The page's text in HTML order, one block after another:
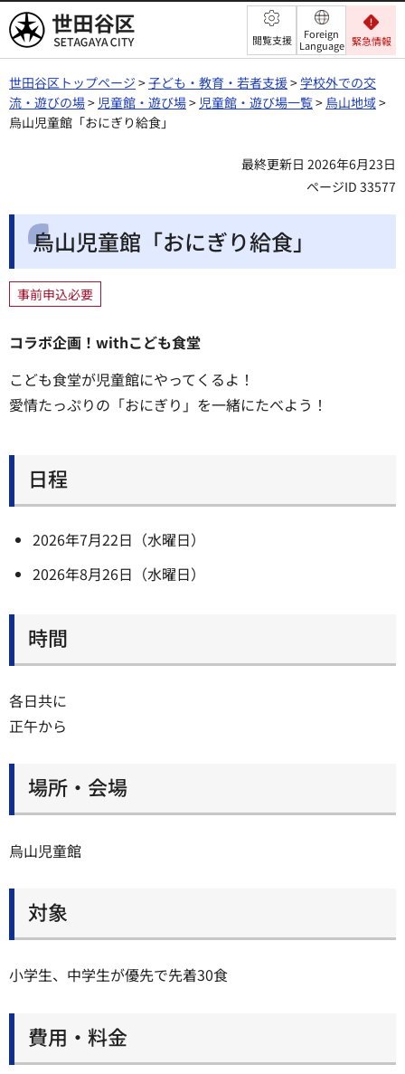
世田谷区 閲覧支援
Foreign
Language 緊急情報
世田谷区トップページ >子ども・教育・若者支援>学校外での交
流・遊びの場> 児童館・遊び場> 児童館・遊び場一覧> 烏山地域>
烏山児童館「おにぎり給食」
最終更新日 2026年6月23日
ページID 33577
烏山児童館「おにぎり給食」
事前申込必要
コラボ企画！withこども食堂
こども食堂が児童館にやってくるよ！
愛情たっぷりの「おにぎり」を一緒にたべよう！
日程
2026年7月22日（水曜日）
2026年8月26日（水曜日）
時間
各日共に
正午から
場所・会場
烏山児童館
対象
小学生、中学生が優先で先着30食
費用・料金